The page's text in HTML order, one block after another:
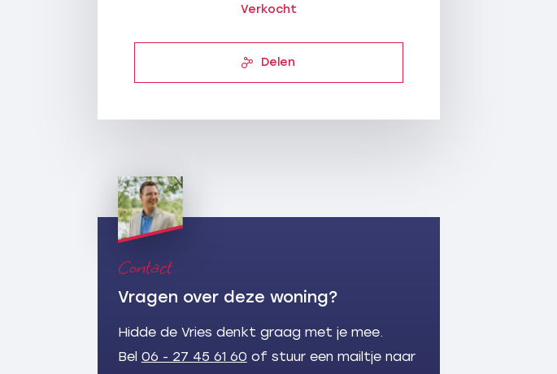
Verkocht
Delen
Contact
Vragen over deze woning?
Hidde de Vries denkt graag met je mee.
Bel 06 - 27 45 61 60 of stuur een mailtje naar